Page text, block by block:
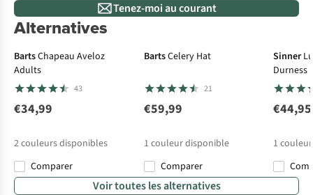
Tenez-moi au courant
Alternatives
BartsChapeau Aveloz
Adults
43
€34,99
2couleurs disponibles
Comparer
BartsCelery Hat
21
€59,99
1 couleur disponible
Comparer
Sinner
Durness
€44,95
1
Voir toutes les alternatives